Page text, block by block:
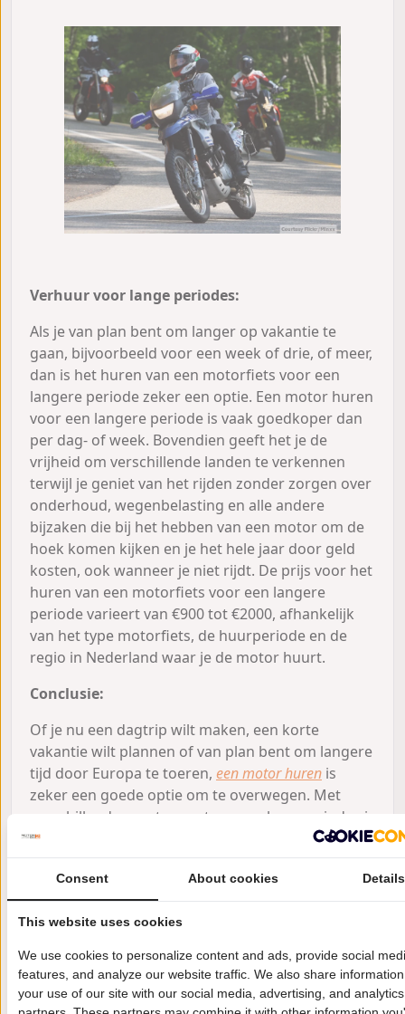
Verhuur voor lange periodes:
Als je van plan bent om langer op vakantie te
gaan, bijvoorbeeld voor een week of drie, of meer,
dan is het huren van een motorfiets voor een
langere periode zeker een optie. Een motor huren
voor een langere periode is vaak goedkoper dan
per dag- of week. Bovendien geeft het je de
vrijheid om verschillende landen te verkennen
terwijl je geniet van het rijden zonder zorgen over
onderhoud, wegenbelasting en alle andere
bijzaken die bij het hebben van een motor om de
hoek komen kijken en je het hele jaar door geld
kosten, ook wanneer je niet rijdt. De prijs voor het
huren van een motorfiets voor een langere
periode varieert van €900 tot €2000, afhankelijk
van het type motorfiets, de huurperiode en de
regio in Nederland waar je de motor huurt.
Conclusie:
Of je nu een dagtrip wilt maken, een korte
vakantie wilt plannen of van plan bent om langere
tijd door Europa te toeren, een motor huren is
zeker een goede optie om te overwegen. Met
verschillende soorten motoren en huurperiodes is
er voor elk wat wils. Het enige wat je hoeft te
doen is de juiste motor kiezen, de huurperiode
bepalen en genieten van de vrijheid die de motor
je biedt.
Als je bijvoorbeeld geen eigen motorkleding of
helm hebt, kijk dan of je deze ook kunt huren bij
Consent About cookies Details
This website uses cookies
We use cookies to personalize content and ads, provide social
features, and analyze our website traffic. We also share
your use of our site with our social media, advertising, and analytics